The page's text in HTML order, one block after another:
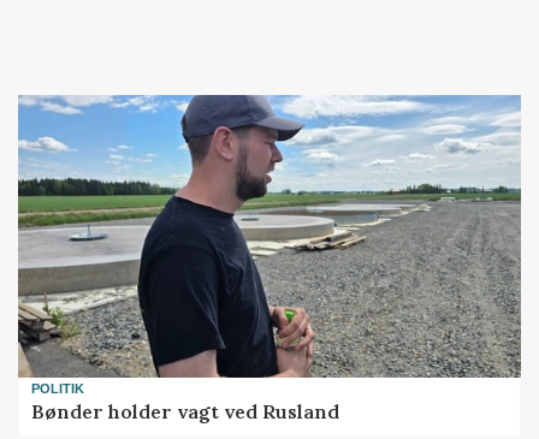
POLITIK
Bønder holder vagt ved Rusland